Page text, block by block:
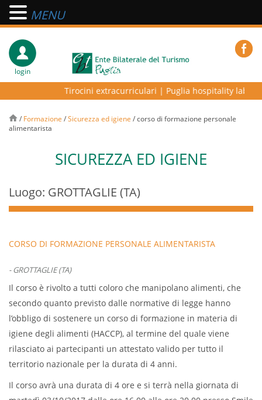
login
Tirocini extracurriculari| Puglia hospitality lab –
/ Formazione /Sicurezza ed igiene /corso di formazione personale
alimentarista
SICUREZZA ED IGIENE
Luogo: GROTTAGLIE (TA)
CORSO DI FORMAZIONE PERSONALE ALIMENTARISTA
- GROTTAGLIE (TA)
Il corso è rivolto a tutti coloro che manipolano alimenti, che
secondo quanto previsto dalle normative di legge hanno
l’obbligo di sostenere un corso di formazione in materia di
igiene degli alimenti (HACCP), al termine del quale viene
rilasciato ai partecipanti un attestato valido per tutto il
territorio nazionale per la durata di 4 anni.
Il corso avrà una durata di 4 ore e si terrà nella giornata di
MENU